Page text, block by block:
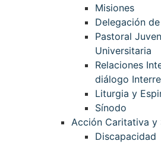
Misiones
Delegación
Pastoral
Universitaria
Relaciones
diálogo
Liturgia y
Sínodo
Acción Caritativa y
Discapacidad